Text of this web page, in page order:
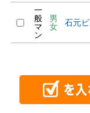
一
般
マ
ン
男
女
石元